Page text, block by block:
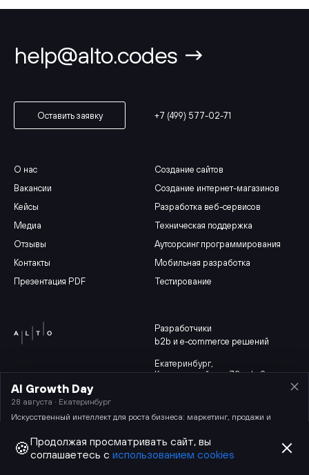
🍪Продолжая просматривать сайт, вы
соглашаетесь с использованием cookies
help@alto.codes →
Разработчики
b2b и e-commerce решений
Екатеринбург,
Красноармейская 72, оф. 2
Оставить заявку +7 (499) 577-02-71
О нас
Вакансии
Кейсы
Медиа
Отзывы
Контакты
Презентация PDF
Создание сайтов
Создание интернет-магазинов
Разработка веб-сервисов
Техническая поддержка
Аутсорсинг программирования
Мобильная разработка
Тестирование
© 2014-2026 ИТ-компания Alto.
Политика конфиденциальности
Партнерская программа Карта сайта
AI Growth Day
28 августа · Екатеринбург
Искусственный интеллект для роста бизнеса: маркетинг, продажи и
и другие